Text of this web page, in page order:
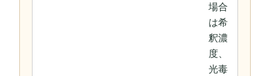
場合
は希
釈濃
度、
光毒